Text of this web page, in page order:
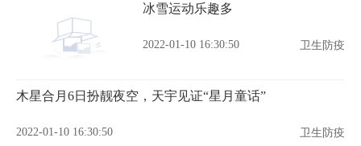
冰雪运动乐趣多
2022-01-10 16:30:50 卫生防疫
木星合月6日扮靓夜空，天宇见证“星月童话”
2022-01-10 16:30:50 卫生防疫